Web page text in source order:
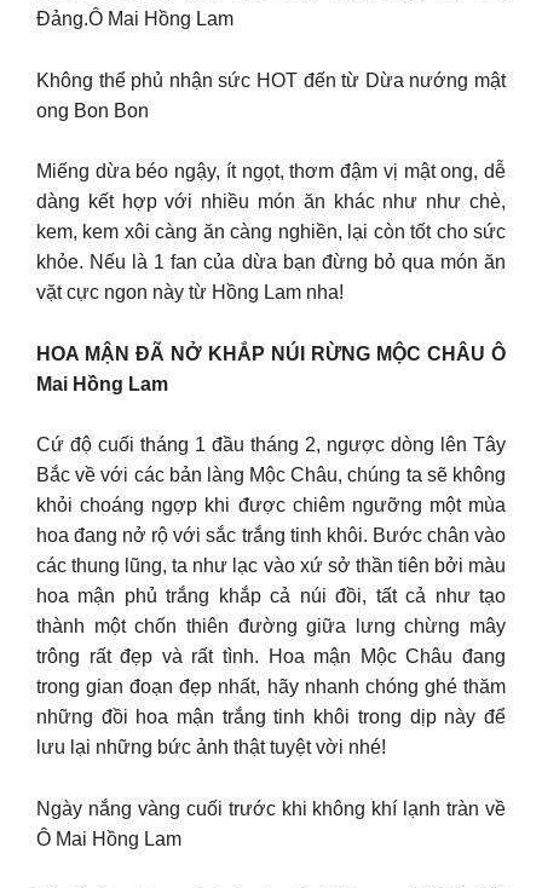
Đảng.Ô Mai Hồng Lam
Không thể phủ nhận sức HOT đến từ Dừa nướng mật
ong Bon Bon
Miếng dừa béo ngậy, ít ngọt, thơm đậm vị mật ong, dễ
dàng kết hợp với nhiều món ăn khác như như chè,
kem, kem xôi càng ăn càng nghiền, lại còn tốt cho sức
khỏe. Nếu là 1 fan của dừa bạn đừng bỏ qua món ăn
vặt cực ngon này từ Hồng Lam nha!
HOA MẬN ĐÃ NỞ KHẮP NÚI RỪNG MỘC CHÂU Ô
Mai Hồng Lam
Cứ độ cuối tháng 1 đầu tháng 2, ngược dòng lên Tây
Bắc về với các bản làng Mộc Châu, chúng ta sẽ không
khỏi choáng ngợp khi được chiêm ngưỡng một mùa
hoa đang nở rộ với sắc trắng tinh khôi. Bước chân vào
các thung lũng, ta như lạc vào xứ sở thần tiên bởi màu
hoa mận phủ trắng khắp cả núi đồi, tất cả như tạo
thành một chốn thiên đường giữa lưng chừng mây
trông rất đẹp và rất tình. Hoa mận Mộc Châu đang
trong gian đoạn đẹp nhất, hãy nhanh chóng ghé thăm
những đồi hoa mận trắng tinh khôi trong dịp này để
lưu lại những bức ảnh thật tuyệt vời nhé!
Ngày nắng vàng cuối trước khi không khí lạnh tràn về
Ô Mai Hồng Lam